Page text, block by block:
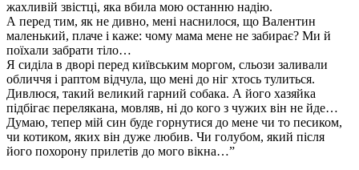
жахливій звістці, яка вбила мою останню надію.
А перед тим, як не дивно, мені наснилося, що Валентин
маленький, плаче і каже: чому мама мене не забирає? Ми й
поїхали забрати тіло…
Я сиділа в дворі перед київським моргом, сльози заливали
обличчя і раптом відчула, що мені до ніг хтось тулиться.
Дивлюся, такий великий гарний собака. А його хазяйка
підбігає перелякана, мовляв, ні до кого з чужих він не йде…
Думаю, тепер мій син буде горнутися до мене чи то песиком,
чи котиком, яких він дуже любив. Чи голубом, який після
його похорону прилетів до мого вікна…”